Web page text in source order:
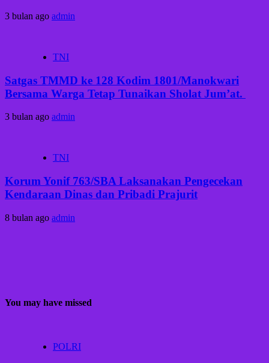
3 bulan ago admin
TNI
Satgas TMMD ke 128 Kodim 1801/Manokwari
Bersama Warga Tetap Tunaikan Sholat Jum’at. ‎
3 bulan ago admin
TNI
Korum Yonif 763/SBA Laksanakan Pengecekan
Kendaraan Dinas dan Pribadi Prajurit
8 bulan ago admin
You may have missed
POLRI